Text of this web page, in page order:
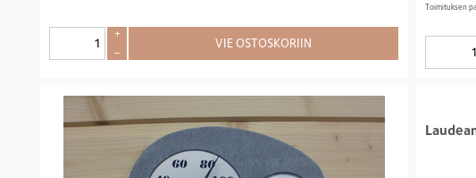
+
–
VIE OSTOSKORIIN
Toimituksen